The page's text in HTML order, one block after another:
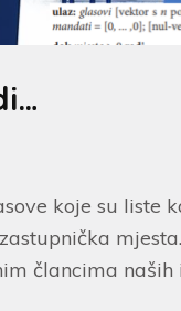
koje su liste
člancima naših